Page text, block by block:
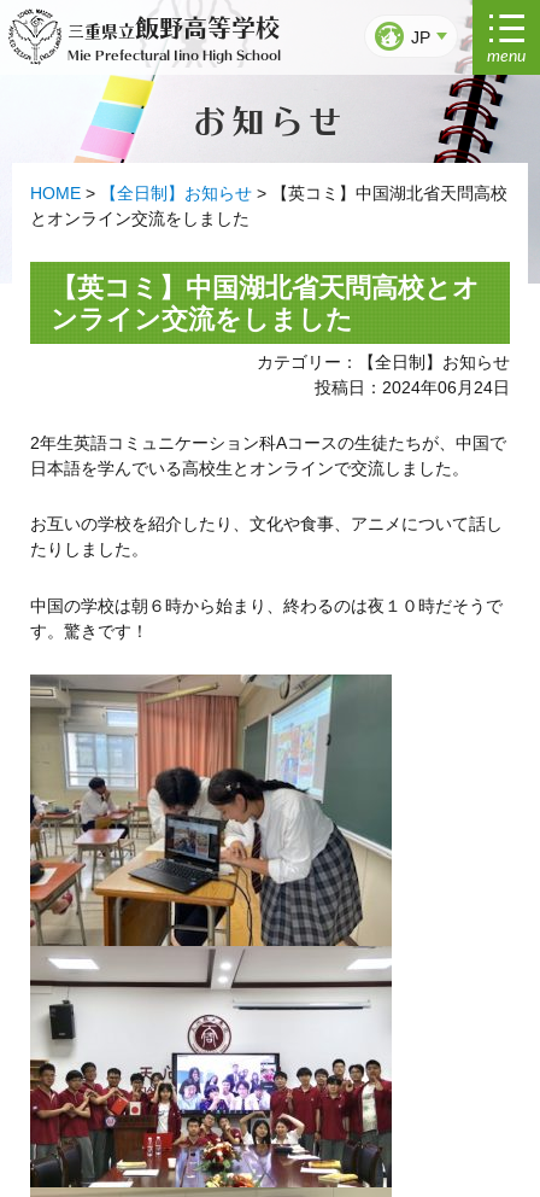
ン
三重県立飯野高等学校
Mie Prefectural Iino High School
JP
menu
お知らせ
HOME > 【全日制】お知らせ >
【英コミ】中国湖北省天問高校
とオンライン交流をしました
【英コミ】中国湖北省天問高校とオ
ンライン交流をしました
カテゴリー：【全日制】お知らせ
投稿日：2024年06月24日
2年生英語コミュニケーション科Aコースの生徒たちが、中国で
日本語を学んでいる高校生とオンラインで交流しました。
お互いの学校を紹介したり、文化や食事、アニメについて話し
たりしました。
中国の学校は朝６時から始まり、終わるのは夜１０時だそうで
す。驚きです！